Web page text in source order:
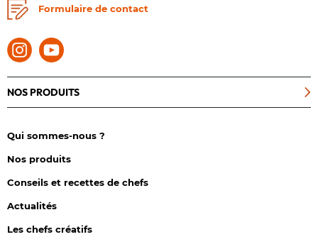
Formulaire de contact
NOS PRODUITS
Qui sommes-nous ?
Nos produits
Conseils et recettes de chefs
Actualités
Les chefs créatifs